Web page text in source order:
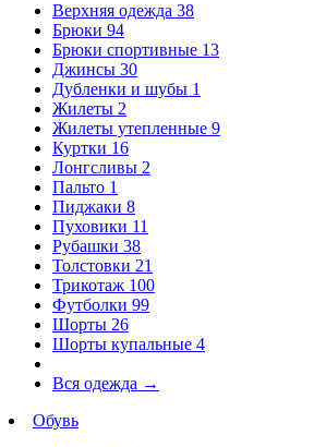
Верхняя одежда 38
Брюки 94
Брюки спортивные 13
Джинсы 30
Дубленки и шубы 1
Жилеты 2
Жилеты утепленные 9
Куртки 16
Лонгсливы 2
Пальто 1
Пиджаки 8
Пуховики 11
Рубашки 38
Толстовки 21
Трикотаж 100
Футболки 99
Шорты 26
Шорты купальные 4
Вся одежда →
Обувь